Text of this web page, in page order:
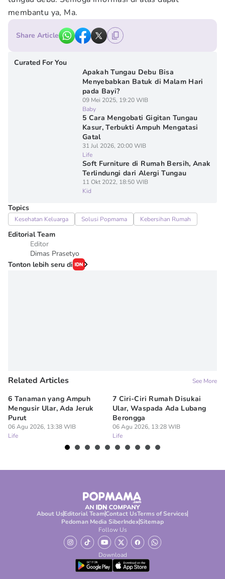
membantu ya, Ma.
Share Article
Curated For You
Apakah Tungau Debu Bisa
Menyebabkan Batuk di Malam Hari
pada Bayi?
09 Mei 2025, 19:20 WIB
Baby
5 Cara Mengobati Gigitan Tungau
Kasur, Terbukti Ampuh Mengatasi
Gatal
31 Jul 2026, 20:00 WIB
Life
Soft Furniture di Rumah Bersih, Anak
Terlindungi dari Alergi Tungau
11 Okt 2022, 18:50 WIB
Kid
Topics
Kesehatan Keluarga Solusi Popmama Kebersihan Rumah
Editorial Team
Editor
Dimas Prasetyo
Tonton lebih seru di
Related Articles See More
6 Tanaman yang Ampuh
Mengusir Ular, Ada Jeruk
Purut
06 Agu 2026, 13:38 WIB
Life
7 Ciri-Ciri Rumah Disukai
Ular, Waspada Ada Lubang
Berongga
06 Agu 2026, 13:28 WIB
Life
About UsEditorial TeamContact UsTerms of Services
Pedoman Media SiberIndexSitemap
Follow Us
Download